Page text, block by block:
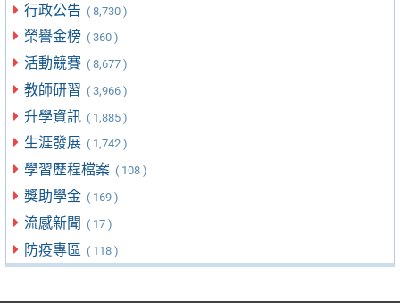
行政公告 ( 8,730 )
榮譽金榜 ( 360 )
活動競賽 ( 8,677 )
教師研習 ( 3,966 )
升學資訊 ( 1,885 )
生涯發展 ( 1,742 )
學習歷程檔案 ( 108 )
獎助學金 ( 169 )
流感新聞 ( 17 )
防疫專區 ( 118 )